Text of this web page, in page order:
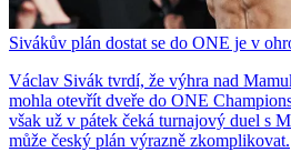
Sivákův plán dostat se do ONE je v
Václav Sivák tvrdí, že výhra nad
mohla otevřít dveře do ONE
však už v pátek čeká turnajový duel s
může český plán výrazně zkomplikovat.